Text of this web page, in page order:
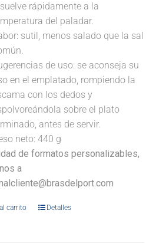
rápidamente a la
del paladar.
sutil, menos salado que la sal
de uso: se aconseja su
en el emplatado, rompiendo la
con los dedos y
sobre el plato
antes de servir.
neto: 440 g
de formatos personalizables,
a
carrito Detalles